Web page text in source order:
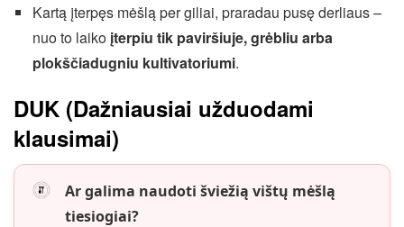
Kartą įterpęs mėšlą per giliai, praradau pusę derliaus –
nuo to laiko įterpiu tik paviršiuje, grėbliu arba
plokščiadugniu kultivatoriumi.
DUK (Dažniausiai užduodami
klausimai)
Ar galima naudoti šviežią vištų mėšlą
tiesiogiai?